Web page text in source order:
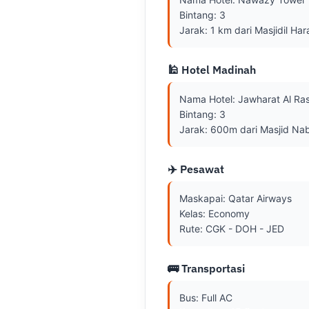
Bintang: 3
Jarak: 1 km dari Masjidil
🕌 Hotel Madinah
Nama Hotel: Jawharat Al
Bintang: 3
Jarak: 600m dari Masjid
✈️ Pesawat
Maskapai: Qatar Airways
Kelas: Economy
Rute: CGK - DOH - JED
🚌 Transportasi
Bus: Full AC